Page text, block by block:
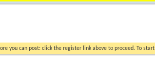
you can post: click the register link above to proceed. To